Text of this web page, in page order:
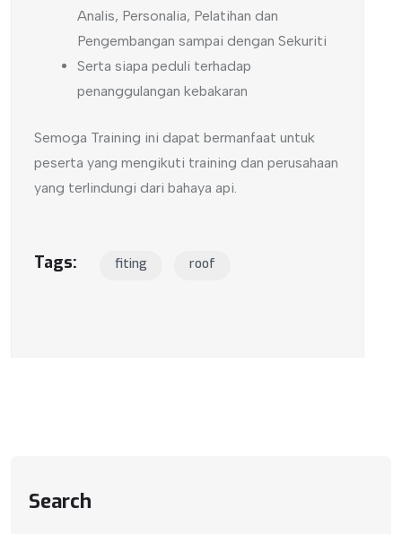
Analis, Personalia, Pelatihan dan
Pengembangan sampai dengan Sekuriti
Serta siapa peduli terhadap
penanggulangan kebakaran
Semoga Training ini dapat bermanfaat untuk
peserta yang mengikuti training dan perusahaan
yang terlindungi dari bahaya api.
Tags: fiting roof
Search